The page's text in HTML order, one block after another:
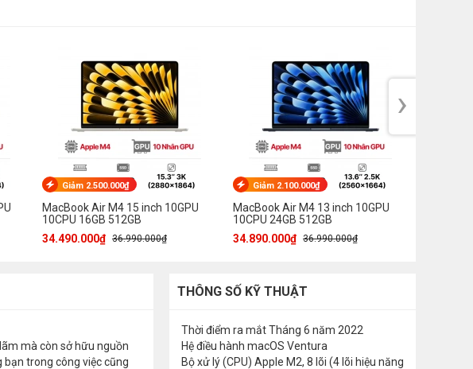
Giảm 2.500.000₫
MacBook Air M4 15 inch 10GPU
10CPU 16GB 512GB
34.490.000₫ 36.990.000₫
Giảm 2.100.000₫
MacBook Air M4 13 inch 10GPU
10CPU 24GB 512GB
34.890.000₫ 36.990.000₫
›
mà còn sở hữu nguồn
trong công việc cũng
THÔNG SỐ KỸ THUẬT
Thời điểm ra mắtTháng 6 năm 2022
Hệ điều hành macOS Ventura
Bộ xử lý (CPU) Apple M2, 8 lõi (4 lõi hiệu năng